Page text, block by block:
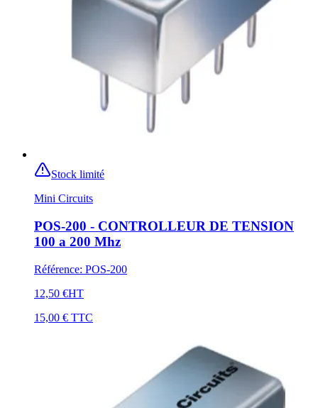
Stock limité
Mini Circuits
POS-200 - CONTROLLEUR DE TENSION
100 a 200 Mhz
Référence: POS-200
12,50 €HT
15,00 € TTC